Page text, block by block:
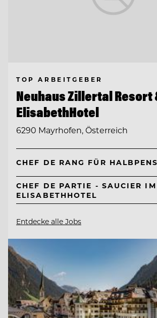
TOP ARBEITGEBER
Neuhaus Zillertal Resort
ElisabethHotel
6290 Mayrhofen, Österreich
CHEF DE RANG FÜR
CHEF DE PARTIE - SAUCIER IM
ELISABETHHOTEL
Entdecke alle Jobs